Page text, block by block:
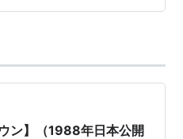
前の映画である。 物語は香
ン…
】（1988年日本公開